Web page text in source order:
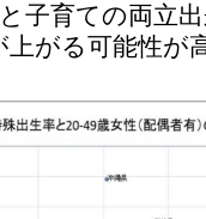
子育ての両立
がる可能性が